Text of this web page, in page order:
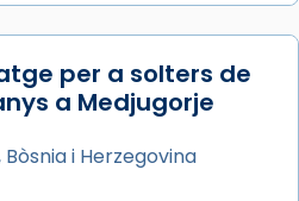
el cardenal Joan
la missa i l’ha
auxiliar de Barcelona,
per a solters de
a Medjugorje
i Herzegovina